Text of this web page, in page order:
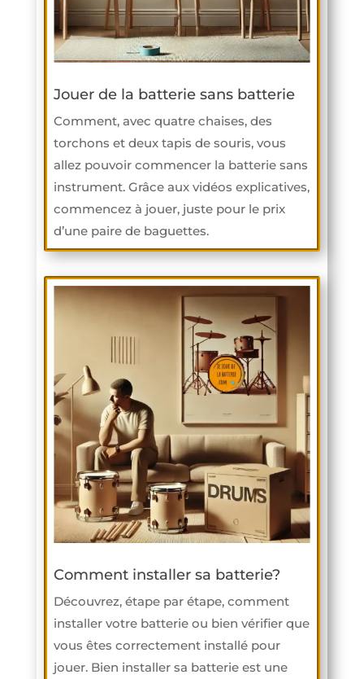
Jouer de la batterie sans batterie
Comment, avec quatre chaises, des
torchons et deux tapis de souris, vous
allez pouvoir commencer la batterie sans
instrument. Grâce aux vidéos explicatives,
commencez à jouer, juste pour le prix
d’une paire de baguettes.
Comment installer sa batterie?
Découvrez, étape par étape, comment
installer votre batterie ou bien vérifier que
vous êtes correctement installé pour
jouer. Bien installer sa batterie est une